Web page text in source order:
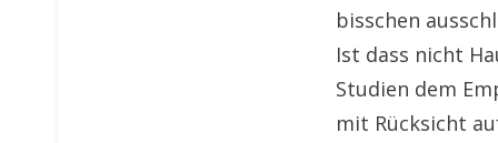
bisschen
Ist dass nicht
Studien dem
mit Rücksicht